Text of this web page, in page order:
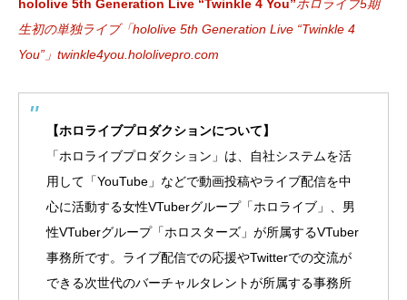
hololive 5th Generation Live “Twinkle 4 You”ホロライブ5期
生初の単独ライブ「hololive 5th Generation Live “Twinkle 4
You”」 twinkle4you.hololivepro.com
【ホロライブプロダクションについて】
「ホロライブプロダクション」は、自社システムを活
用して「YouTube」などで動画投稿やライブ配信を中
心に活動する女性VTuberグループ「ホロライブ」、男
性VTuberグループ「ホロスターズ」が所属するVTuber
事務所です。ライブ配信での応援やTwitterでの交流が
できる次世代のバーチャルタレントが所属する事務所